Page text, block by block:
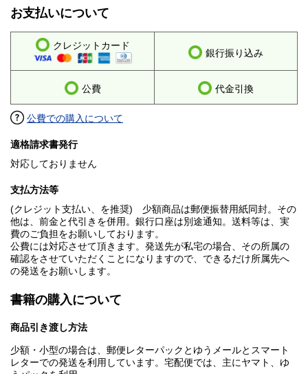
お支払いについて
クレジットカード
銀行振り込み
公費 代金引換
公費での購入について
適格請求書発行
対応しておりません
支払方法等
(クレジット支払い、を推奨) 少額商品は郵便振替用紙同封。その
他は、前金と代引きを併用。銀行口座は別途通知。送料等は、実
費のご負担をお願いしております。
公費には対応させて頂きます。発送先が私宅の場合、その所属の
確認をさせていただくことになりますので、できるだけ所属先へ
の発送をお願いします。
書籍の購入について
商品引き渡し方法
少額・小型の場合は、郵便レターパックとゆうメールとスマート
レターでの発送を利用しています。宅配便では、主にヤマト、ゆ